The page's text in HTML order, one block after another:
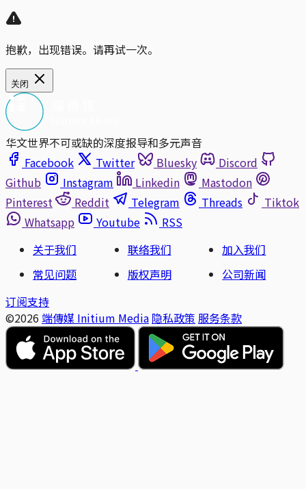
抱歉，出现错误。请再试一次。
关闭
华文世界不可或缺的深度报导和多元声音
Facebook
Twitter Bluesky
Discord
Github
Instagram Linkedin
Mastodon
Pinterest
Reddit Telegram Threads
Tiktok
Whatsapp
Youtube
RSS
关于我们
联络我们
加入我们
常见问题
版权声明
公司新闻
订阅支持
©2026 端傳媒 Initium Media 隐私政策 服务条款